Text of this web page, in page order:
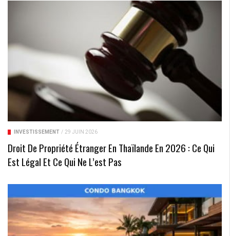
INVESTISSEMENT / 29 JUIN 2026
Droit De Propriété Étranger En Thaïlande En 2026 : Ce Qui
Est Légal Et Ce Qui Ne L’est Pas